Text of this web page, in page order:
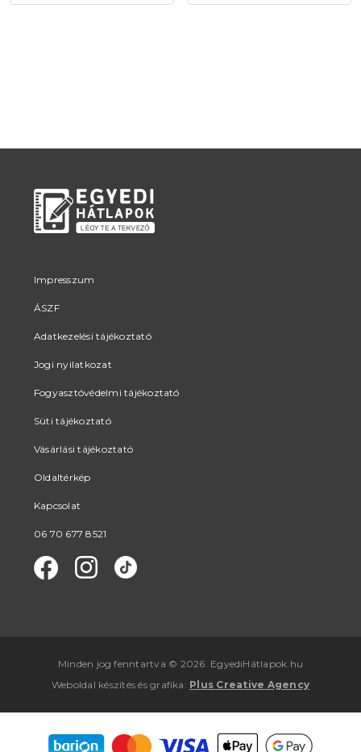
Impresszum
ÁSZF
Adatkezelési tájékoztató
Jogi nyilatkozat
Fogyasztóvédelmi tájékoztató
Süti tájékoztató
Vásárlási tájékoztató
Oldaltérkép
Kapcsolat
06 70 677 8521
Minden jog fenntartva © 2026. EgyediHátlapok.hu
Weboldal készítés ésgrafika : Plus Creative Agency